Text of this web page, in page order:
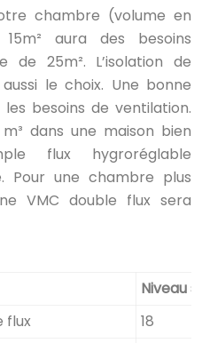
chambre (volume en
aura des besoins
de 25m². L’isolation de
le choix. Une bonne
besoins de ventilation.
dans une maison bien
flux hygroréglable
Pour une chambre plus
VMC double flux sera
Niveau
flux
18